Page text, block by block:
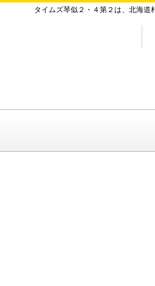
タイムズ琴似２・４第２は、北海道